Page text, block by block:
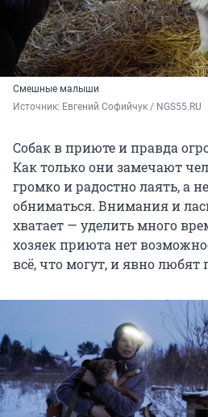
Смешные малыши
Источник: Евгений Софийчук / NGS55.RU
Собак в приюте и правда
Как только они замечают
громко и радостно лаять, а
обниматься. Внимания и
хватает — уделить много
хозяек приюта нет
всё, что могут, и явно любят